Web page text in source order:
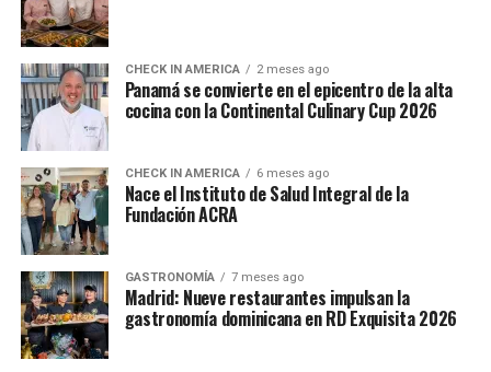
CHECK IN AMERICA 2 meses ago
Panamá se convierte en el epicentro de la alta
cocina con la Continental Culinary Cup 2026
CHECK IN AMERICA 6 meses ago
Nace el Instituto de Salud Integral de la
Fundación ACRA
GASTRONOMÍA 7 meses ago
Madrid: Nueve restaurantes impulsan la
gastronomía dominicana en RD Exquisita 2026